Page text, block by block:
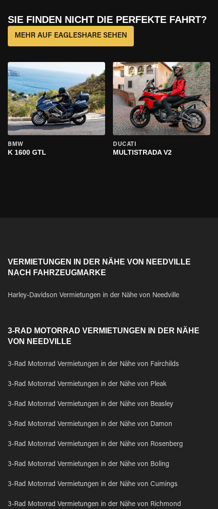
SIE FINDEN NICHT DIE PERFEKTE FAHRT?
MEHR AUF EAGLESHARE SEHEN
BMW
K 1600 GTL
DUCATI
MULTISTRADA V2
VERMIETUNGEN IN DER NÄHE VON NEEDVILLE
NACH FAHRZEUGMARKE
Harley-Davidson Vermietungen in der Nähe von Needville
3-RAD MOTORRAD VERMIETUNGEN IN DER NÄHE
VON NEEDVILLE
3-Rad Motorrad Vermietungen in der Nähe von Fairchilds
3-Rad Motorrad Vermietungen in der Nähe von Pleak
3-Rad Motorrad Vermietungen in der Nähe von Beasley
3-Rad Motorrad Vermietungen in der Nähe von Damon
3-Rad Motorrad Vermietungen in der Nähe von Rosenberg
3-Rad Motorrad Vermietungen in der Nähe von Boling
3-Rad Motorrad Vermietungen in der Nähe von Cumings
3-Rad Motorrad Vermietungen in der Nähe von Richmond